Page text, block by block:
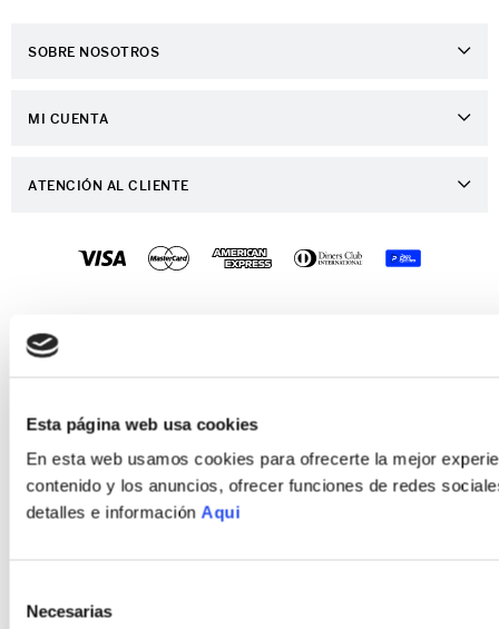
Esta página web usa cookies
En esta web usamos cookies para ofrecerte la mejor
contenido y los anuncios, ofrecer funciones de redes
detalles e informaciónAqui
Necesarias
SOBRE NOSOTROS
Distribuidor Porta
Contáctanos
MI CUENTA
Mis Direcciones
Recuperar tu Contraseña
ATENCIÓN AL CLIENTE
Preguntas - Retiro en Tienda
Políticas de Garantía
Política de Cookies